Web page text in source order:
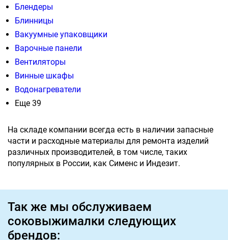
Блендеры
Блинницы
Вакуумные упаковщики
Варочные панели
Вентиляторы
Винные шкафы
Водонагреватели
Еще 39
На складе компании всегда есть в наличии запасные
части и расходные материалы для ремонта изделий
различных производителей, в том числе, таких
популярных в России, как Сименс и Индезит.
Так же мы обслуживаем
соковыжималки следующих
брендов: